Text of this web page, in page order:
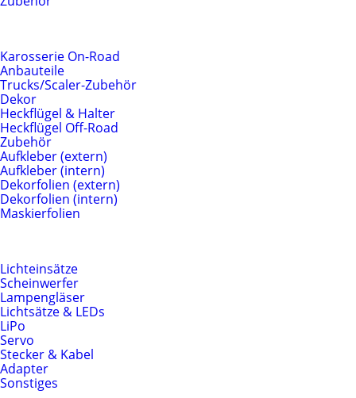
Karosserie On-Road
Anbauteile
Trucks/Scaler-Zubehör
Dekor
Heckflügel & Halter
Heckflügel Off-Road
Zubehör
Aufkleber (extern)
Aufkleber (intern)
Dekorfolien (extern)
Dekorfolien (intern)
Maskierfolien
Lichteinsätze
Scheinwerfer
Lampengläser
Lichtsätze & LEDs
LiPo
Servo
Stecker & Kabel
Adapter
Sonstiges